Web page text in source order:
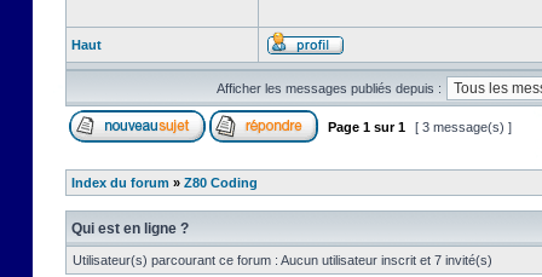
Haut
Afficher les messages publiés depuis :
Page 1 sur1 [ 3 message(s) ]
Index du forum » Z80 Coding
Qui est en ligne ?
Utilisateur(s) parcourant ce forum : Aucun utilisateur inscrit et 7 invité(s)